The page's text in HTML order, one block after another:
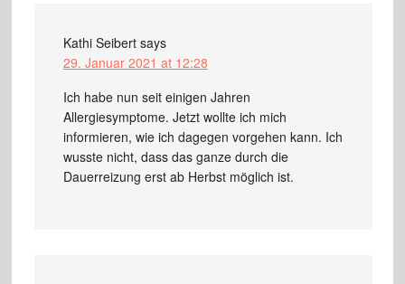
Kathi Seibert says
29. Januar 2021 at 12:28
Ich habe nun seit einigen Jahren
Allergiesymptome. Jetzt wollte ich mich
informieren, wie ich dagegen vorgehen kann. Ich
wusste nicht, dass das ganze durch die
Dauerreizung erst ab Herbst möglich ist.